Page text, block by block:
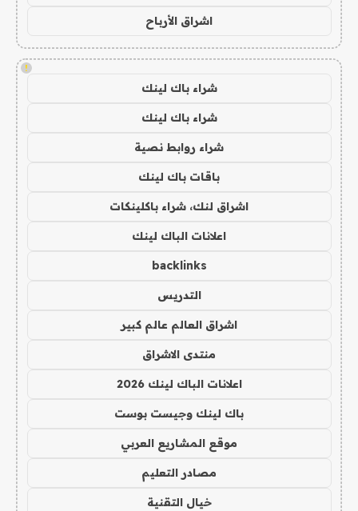
اشراق الأرباح
!
شراء باك لينك
شراء باك لينك
شراء روابط نصية
باقات باك لينك
اشراق لنك، شراء باكلينكات
اعلانات الباك لينك
backlinks
التدريس
اشراق العالم عالم كبير
منتدى الاشراق
اعلانات الباك لينك 2026
باك لينك وجيست بوست
موقع المشاريع العربي
مصادر التعليم
خيال التقنية